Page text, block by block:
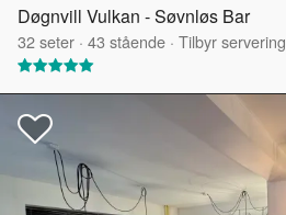
Døgnvill Vulkan - Søvnløs Bar
32seter · 43 stående · Tilbyr servering